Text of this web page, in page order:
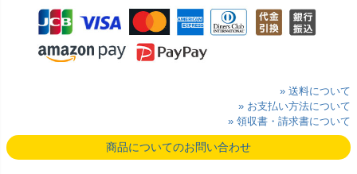
» 送料について
» お支払い方法について
» 領収書・請求書について
商品についてのお問い合わせ